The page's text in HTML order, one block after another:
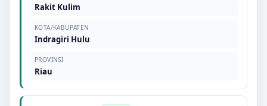
Rakit Kulim
KOTA/KABUPATEN
Indragiri Hulu
PROVINSI
Riau